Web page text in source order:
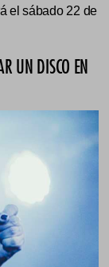
el sábado 22 de
UN DISCO EN